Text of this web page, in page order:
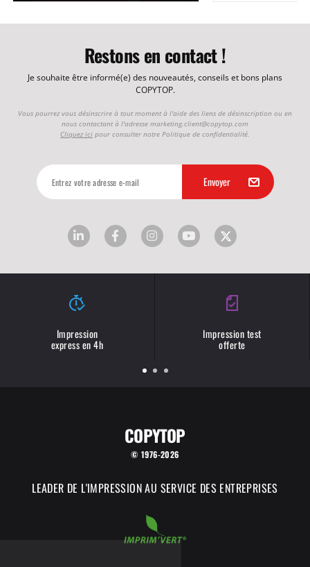
Restons en contact !
Je souhaite être informé(e) des nouveautés, conseils et bons plans
COPYTOP.
Vous pourrez vous désinscrire à tout moment à l'aide des liens de désinscription ou en
nous contactant à l'adresse marketing.client@copytop.com
Cliquez ici pour consulter notre Politique de confidentialité.
Impression
express en 4h
Impression test
offerte
COPYTOP
© 1976-2026
LEADER DE L'IMPRESSION AU SERVICE DES ENTREPRISES